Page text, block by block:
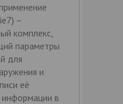
–
комплекс,
параметры
для
и
её
в